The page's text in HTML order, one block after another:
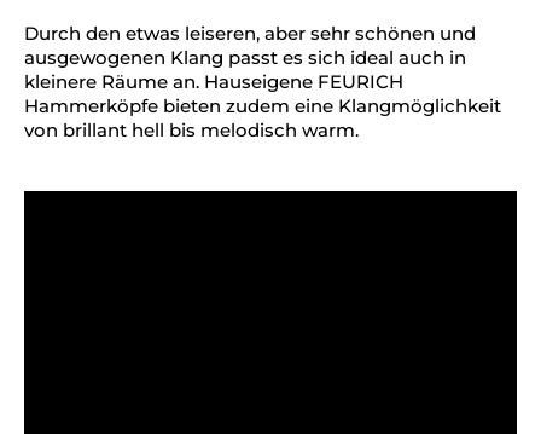
Durch den etwas leiseren, aber sehr schönen und
ausgewogenen Klang passt es sich ideal auch in
kleinere Räume an. Hauseigene FEURICH
Hammerköpfe bieten zudem eine Klangmöglichkeit
von brillant hell bis melodisch warm.